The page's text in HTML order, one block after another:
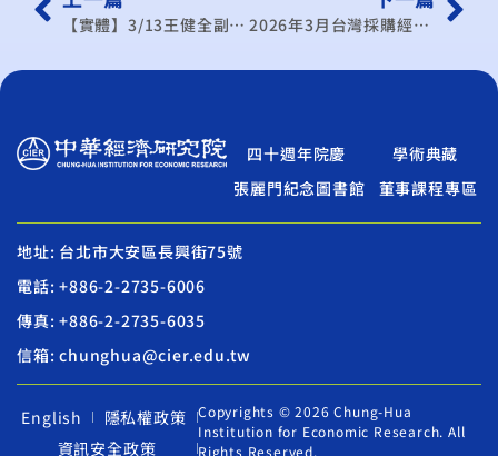
【實體】3/13王健全副院長追思紀念會 2026年3月台灣採購經理人指數發布記者會通知
四十週年院慶
學術典藏
張麗門紀念圖書館
董事課程專區
地址: 台北市大安區長興街75號
電話: +886-2-2735-6006
傳真: +886-2-2735-6035
信箱: chunghua@cier.edu.tw
English
隱私權政策
資訊安全政策
Copyrights © 2026 Chung-Hua
Institution for Economic Research. All
Rights Reserved.